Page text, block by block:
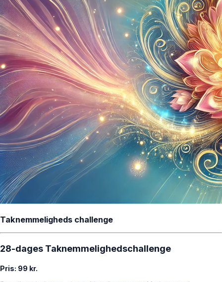
Taknemmeligheds challenge
28-dages Taknemmelighedschallenge
Pris: 99 kr.